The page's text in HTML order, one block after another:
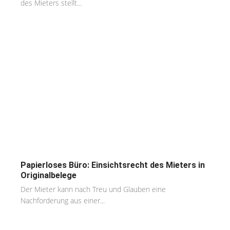
des Mieters stellt...
Papierloses Büro: Einsichtsrecht des Mieters in
Originalbelege
Der Mieter kann nach Treu und Glauben eine
Nachforderung aus einer...